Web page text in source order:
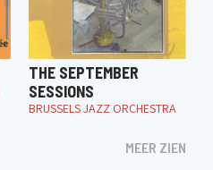
THE SEPTEMBER
SESSIONS
BRUSSELS JAZZ ORCHESTRA
MEER ZIEN